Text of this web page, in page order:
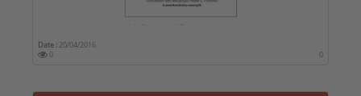
Date : 20/04/2016
0
0